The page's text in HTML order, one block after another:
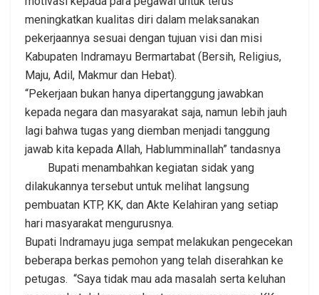
meningkatkan kualitas diri dalam melaksanakan
pekerjaannya sesuai dengan tujuan visi dan misi
Kabupaten Indramayu Bermartabat (Bersih, Religius,
Maju, Adil, Makmur dan Hebat).
“Pekerjaan bukan hanya dipertanggung jawabkan
kepada negara dan masyarakat saja, namun lebih jauh
lagi bahwa tugas yang diemban menjadi tanggung
jawab kita kepada Allah, Hablumminallah” tandasnya
Bupati menambahkan kegiatan sidak yang
dilakukannya tersebut untuk melihat langsung
pembuatan KTP, KK, dan Akte Kelahiran yang setiap
hari masyarakat mengurusnya.
Bupati Indramayu juga sempat melakukan pengecekan
beberapa berkas pemohon yang telah diserahkan ke
petugas. “Saya tidak mau ada masalah serta keluhan